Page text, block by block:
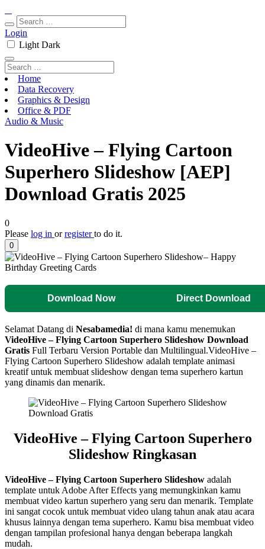
Login
Light Dark
Home
Data Recovery
Graphics & Design
Office & PDF
Audio & Music
VideoHive – Flying Cartoon
Superhero Slideshow [AEP]
Download Gratis 2025
0
Please log in orregisterto do it.
0
Download Now Direct Download
Selamat Datang di Nesabamedia! di mana kamu menemukan
VideoHive – Flying Cartoon Superhero Slideshow Download
Gratis Full Terbaru Version Portable dan Multilingual.VideoHive –
Flying Cartoon Superhero Slideshow adalah template animasi
kreatif untuk membuat slideshow dengan tema superhero kartun
yang dinamis dan menarik.
VideoHive – Flying Cartoon Superhero
Slideshow Ringkasan
VideoHive – Flying Cartoon Superhero Slideshow adalah
template untuk Adobe After Effects yang memungkinkan kamu
membuat video kartun superhero yang seru dan menarik. Template
ini sangat cocok untuk membuat video ulang tahun anak atau acara
khusus lainnya dengan tema superhero. Kamu bisa membuat video
dengan tampilan profesional hanya dengan beberapa langkah
mudah.